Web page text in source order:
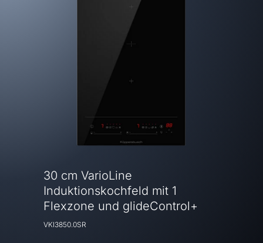
30 cm VarioLine
Induktionskochfeld mit 1
Flexzone und glideControl+
VKI3850.0SR